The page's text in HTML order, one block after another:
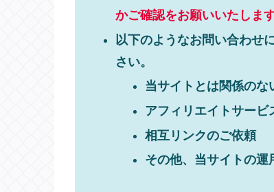
かご確認をお願いいたします
以下のようなお問い合わせ
さい。
当サイトとは関係のな
アフィリエイトサービ
相互リンクのご依頼
その他、当サイトの